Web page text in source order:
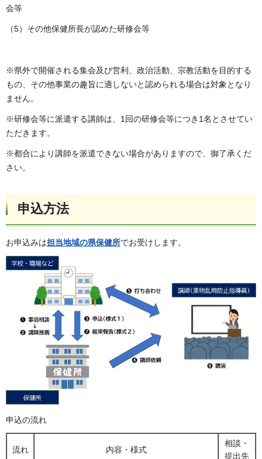
会等
（5）その他保健所長が認めた研修会等
※県外で開催される集会及び営利、政治活動、宗教活動を目的する
もの、その他事業の趣旨に適しないと認められる場合は対象となり
ません。
※研修会等に派遣する講師は、1回の研修会等につき1名とさせてい
ただきます。
※都合により講師を派遣できない場合がありますので、御了承くだ
さい。
申込方法
お申込みは担当地域の県保健所でお受けします。
申込の流れ
流れ 内容・様式
相談・
提出先